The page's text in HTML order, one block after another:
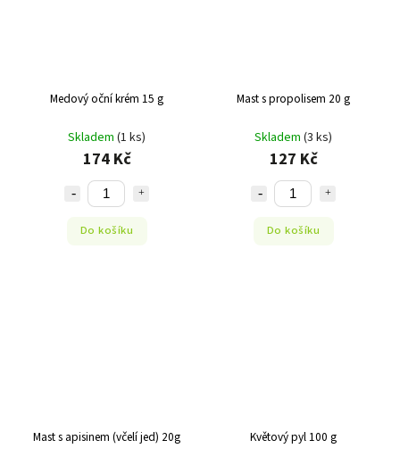
Medový oční krém 15 g
Skladem (1 ks)
174 Kč
Do košíku
Mast s propolisem 20 g
Skladem (3 ks)
127 Kč
Do košíku
Mast s apisinem (včelí jed) 20g Květový pyl 100 g